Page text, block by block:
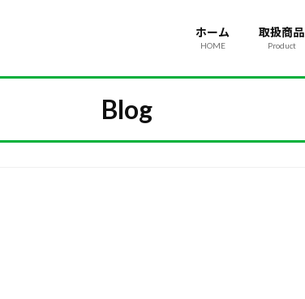
ホーム
HOME
取扱商品
Product
Blog